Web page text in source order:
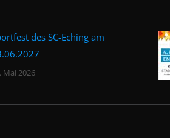
des SC-Eching am
Mai 2026